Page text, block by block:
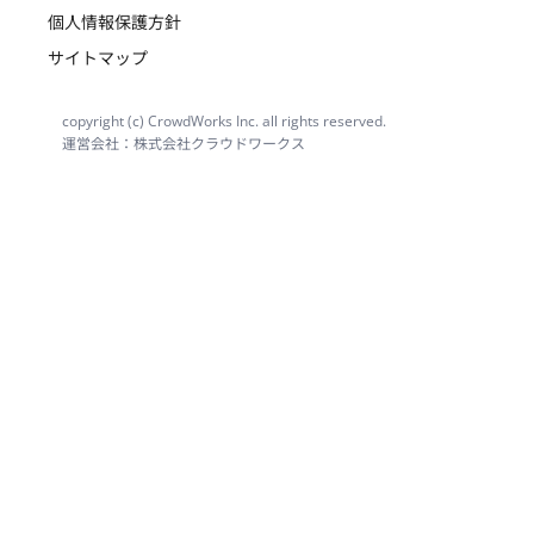
個人情報保護方針
サイトマップ
copyright (c) CrowdWorks Inc. all rights reserved.
運営会社：株式会社クラウドワークス